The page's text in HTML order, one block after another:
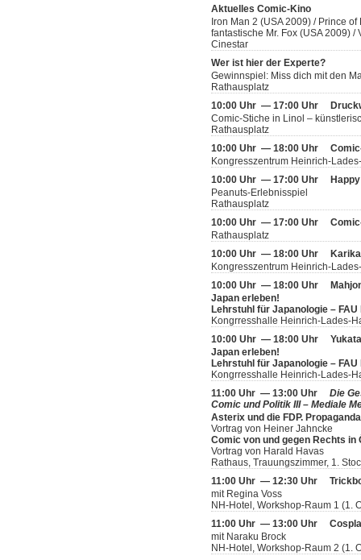
Aktuelles Comic-Kino
Iron Man 2 (USA 2009) / Prince
fantastische Mr. Fox (USA 2009)
Cinestar
Wer ist hier der Experte?
Gewinnspiel: Miss dich mit den
Rathausplatz
10:00 Uhr — 17:00 Uhr
Comic-Stiche in Linol –
Rathausplatz
10:00 Uhr — 18:00 Uhr
Kongresszentrum Heinrich-
10:00 Uhr — 17:00 Uhr
Peanuts-Erlebnisspiel
Rathausplatz
10:00 Uhr — 17:00 Uhr
Rathausplatz
10:00 Uhr — 18:00 Uhr
Kongresszentrum Heinrich-
10:00 Uhr — 18:00 Uhr
Japan erleben!
Lehrstuhl für Japanologie –
Kongrresshalle Heinrich-Lades-
10:00 Uhr — 18:00 Uhr
Japan erleben!
Lehrstuhl für Japanologie –
Kongrresshalle Heinrich-Lades-
11:00 Uhr — 13:00 Uhr Die
Comic und Politik III – Mediale
Asterix und die FDP.
Vortrag von Heiner Jahncke
Comic von und gegen Rechts in
Vortrag von Harald Havas
Rathaus, Trauungszimmer, 1.
11:00 Uhr — 12:30 Uhr
mit Regina Voss
NH-Hotel, Workshop-Raum 1 (1.
11:00 Uhr — 13:00 Uhr
mit Naraku Brock
NH-Hotel, Workshop-Raum 2 (1.